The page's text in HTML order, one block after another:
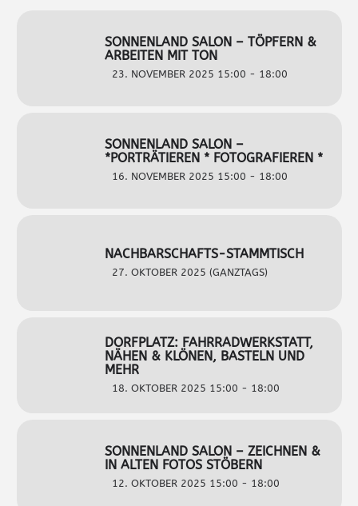
SONNENLAND SALON – TÖPFERN &
ARBEITEN MIT TON
23. NOVEMBER 2025 15:00 - 18:00
SONNENLAND SALON –
*PORTRÄTIEREN * FOTOGRAFIEREN *
16. NOVEMBER 2025 15:00 - 18:00
NACHBARSCHAFTS-STAMMTISCH
27. OKTOBER 2025 (GANZTAGS)
DORFPLATZ: FAHRRADWERKSTATT,
NÄHEN & KLÖNEN, BASTELN UND
MEHR
18. OKTOBER 2025 15:00 - 18:00
SONNENLAND SALON – ZEICHNEN &
IN ALTEN FOTOS STÖBERN
12. OKTOBER 2025 15:00 - 18:00